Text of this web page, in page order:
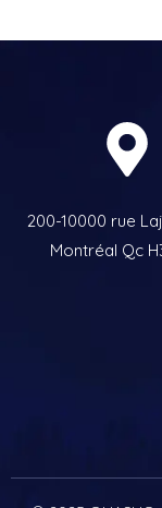
200-10000 rue
Montréal Qc